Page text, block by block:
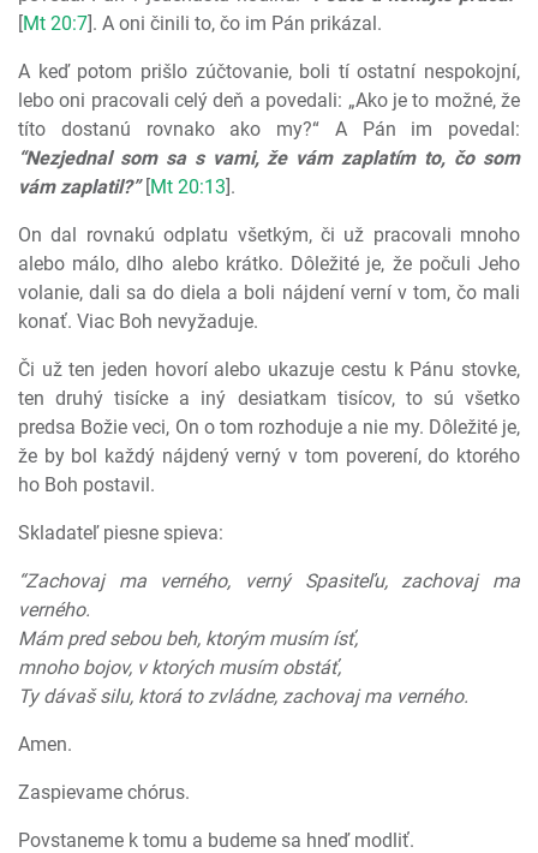
[Mt 20:7]. A oni činili to, čo im Pán prikázal.
A keď potom prišlo zúčtovanie, boli tí ostatní nespokojní,
lebo oni pracovali celý deň a povedali: „Ako je to možné, že
títo dostanú rovnako ako my?“ A Pán im povedal:
“Nezjednal som sa s vami, že vám zaplatím to, čo som
vám zaplatil?”[Mt 20:13].
On dal rovnakú odplatu všetkým, či už pracovali mnoho
alebo málo, dlho alebo krátko. Dôležité je, že počuli Jeho
volanie, dali sa do diela a boli nájdení verní v tom, čo mali
konať. Viac Boh nevyžaduje.
Či už ten jeden hovorí alebo ukazuje cestu k Pánu stovke,
ten druhý tisícke a iný desiatkam tisícov, to sú všetko
predsa Božie veci, On o tom rozhoduje a nie my. Dôležité je,
že by bol každý nájdený verný v tom poverení, do ktorého
ho Boh postavil.
Skladateľ piesne spieva:
“Zachovaj ma verného, verný Spasiteľu, zachovaj ma
verného.
Mám pred sebou beh, ktorým musím ísť,
mnoho bojov, v ktorých musím obstáť,
Ty dávaš silu, ktorá to zvládne, zachovaj ma verného.
Amen.
Zaspievame chórus.
Povstaneme k tomu a budeme sa hneď modliť.